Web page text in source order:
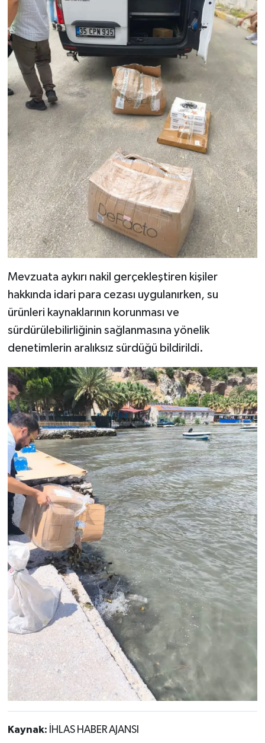
Mevzuata aykırı nakil gerçekleştiren kişiler
hakkında idari para cezası uygulanırken, su
ürünleri kaynaklarının korunması ve
sürdürülebilirliğinin sağlanmasına yönelik
denetimlerin aralıksız sürdüğü bildirildi.
Kaynak: İHLAS HABER AJANSI